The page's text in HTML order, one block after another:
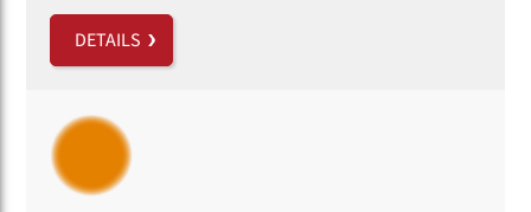
DETAILS